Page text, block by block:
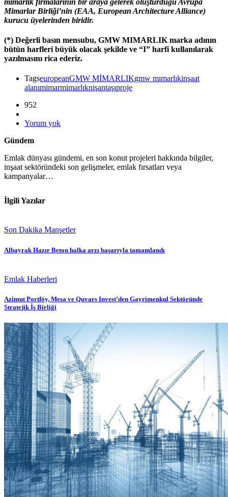
Mimarlar Birliği’nin (EAA, European Architecture Alliance)
kurucu üyelerinden biridir.
(*) Değerli basın mensubu, GMW MIMARLIK marka adının
bütün harfleri büyük olacak şekilde ve “I” harfi kullanılarak
yazılmasını rica ederiz.
TagseuropeanGMW MİMARLIKgmw mımarlıkinşaat
alanımimarmimarlıknişantaşıproje
952
Yorum yok
Gündem
Emlak dünyası gündemi, en son konut projeleri hakkında bilgiler,
inşaat sektöründeki son gelişmeler, emlak fırsatları veya
kampanyalar…
İlgili Yazılar
Son Dakika Manşetler
Albayrak Hazır Beton halka arzı başarıyla tamamlandı
Emlak Haberleri
Azimut Portföy, Mesa ve Quvars Invest’den Gayrimenkul Sektöründe
Stratejik İş Birliği